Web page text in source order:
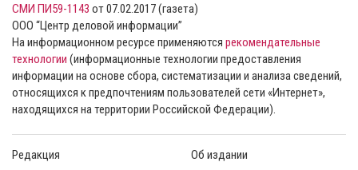
СМИ ПИ59-1143 от 07.02.2017 (газета)
ООО “Центр деловой информации”
На информационном ресурсе применяются рекомендательные
технологии (информационные технологии предоставления
информации на основе сбора, систематизации и анализа сведений,
относящихся к предпочтениям пользователей сети «Интернет»,
находящихся на территории Российской Федерации).
Редакция Об издании